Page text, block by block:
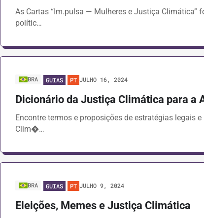
As Cartas “Im.pulsa — Mulheres e Justiça Climática”
polític…
BRA GUIAS PT JULHO 16, 2024
Dicionário da Justiça Climática para a
Encontre termos e proposições de estratégias legais
Clim�…
BRA GUIAS PT JULHO 9, 2024
Eleições, Memes e Justiça Climática